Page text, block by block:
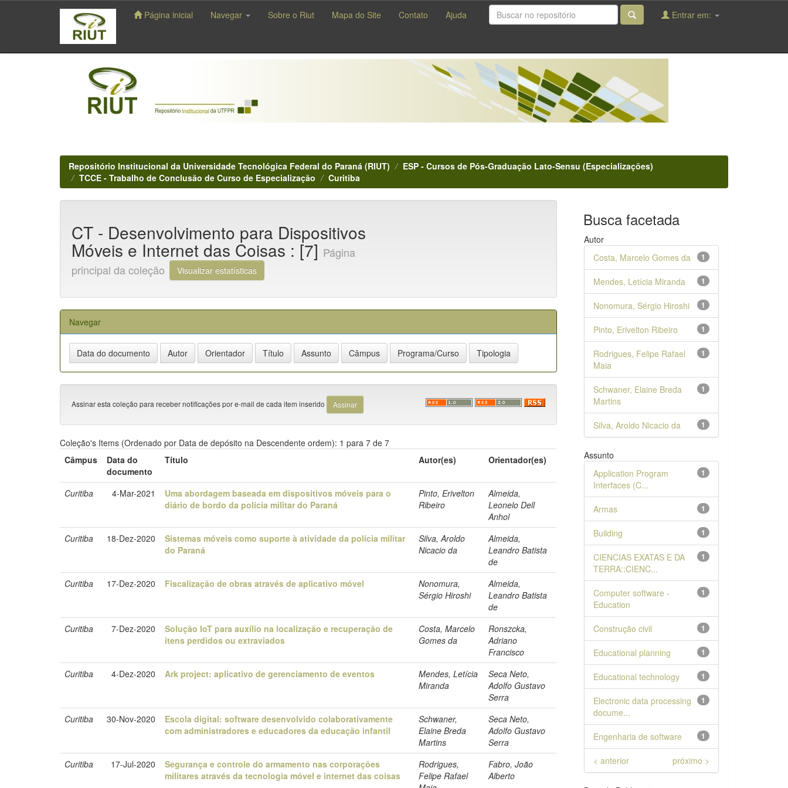
navigation
Página inicial Navegar Sobre o Riut Mapa do Site Contato Ajuda Entrar em:
Repositório Institucional da Universidade Tecnológica Federal do Paraná (RIUT)
ESP - Cursos de Pós-Graduação Lato-Sensu (Especializações)
TCCE - Trabalho de Conclusão de Curso de Especialização
Curitiba
CT - Desenvolvimento para Dispositivos
Móveis e Internet das Coisas : [7] Página
principal da coleção
Visualizar estatísticas
Navegar
Assinar esta coleção para receber notificações por e-mail de cada item inserido
Coleção's Items (Ordenado por Data de depósito na Descendente ordem): 1 para 7 de 7
Câmpus
Data do
documento
Título Autor(es) Orientador(es)
Curitiba 4-Mar-2021
Uma abordagem baseada em dispositivos móveis para o
diário de bordo da polícia militar do Paraná
Pinto, Erivelton
Ribeiro
Almeida,
Leonelo Dell
Anhol
Curitiba
18-Dez-2020
Sistemas móveis como suporte à atividade da polícia militar
do Paraná
Silva, Aroldo
Nicacio da
Almeida,
Leandro Batista
de
Curitiba
17-Dez-2020 Fiscalização de obras através de aplicativo móvel
Nonomura,
Sérgio Hiroshi
Almeida,
Leandro Batista
de
Curitiba
7-Dez-2020
Solução IoT para auxílio na localização e recuperação de
itens perdidos ou extraviados
Costa, Marcelo
Gomes da
Ronszcka,
Adriano
Francisco
Curitiba
4-Dez-2020 Ark project: aplicativo de gerenciamento de eventos
Mendes, Letícia
Miranda
Seca Neto,
Adolfo Gustavo
Serra
Curitiba
30-Nov-2020
Escola digital: software desenvolvido colaborativamente
com administradores e educadores da educação infantil
Schwaner,
Elaine Breda
Martins
Seca Neto,
Adolfo Gustavo
Serra
Curitiba
17-Jul-2020
Segurança e controle do armamento nas corporações
militares através da tecnologia móvel e internet das coisas
Rodrigues,
Felipe Rafael
Fabro, João
Alberto
Busca facetada
Autor
1
Costa, Marcelo Gomes da
1
Mendes, Letícia Miranda
1
Nonomura, Sérgio Hiroshi
1
Pinto, Erivelton Ribeiro
1
Rodrigues, Felipe Rafael
Maia
1
Schwaner, Elaine Breda
Martins
1
Silva, Aroldo Nicacio da
Assunto
1
Application Program
Interfaces (C...
1
Armas
1
Building
1
CIENCIAS EXATAS E DA
TERRA::CIENC...
1
Computer software -
Education
1
Construção civil
1
Educational planning
1
Educational technology
1
Electronic data processing
docume...
1
Engenharia de software
< anterior próximo >